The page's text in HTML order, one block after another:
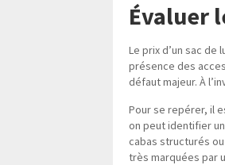
Évaluer
Le prix d’un sac
présence des
défaut majeur. À
Pour se repérer, il
on peut identifier
cabas structurés
très marquées par